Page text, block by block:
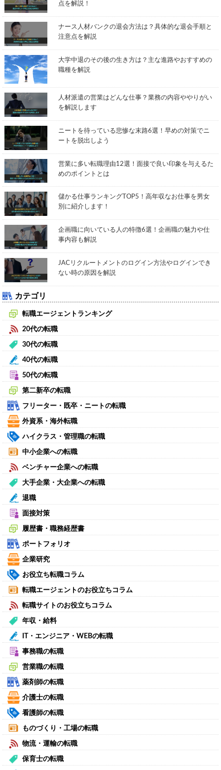
点を解説！
ナース人材バンクの退会方法は？具体的な退会手順と
注意点を解説
大学中退のその後の生き方は？主な進路やおすすめの
職種を解説
人材派遣の営業はどんな仕事？業務の内容ややりがい
を解説します
ニートを待っている悲惨な末路6選！早めの対策でニ
ートを脱出しよう
営業に多い転職理由12選！面接で良い印象を与えるた
めのポイントとは
儲かる仕事ランキングTOP5！高年収なお仕事を男女
別に紹介します！
企画職に向いている人の特徴6選！企画職の魅力や仕
事内容も解説
JACリクルートメントのログイン方法やログインでき
ない時の原因を解説
カテゴリ
転職エージェントランキング
20代の転職
30代の転職
40代の転職
50代の転職
第二新卒の転職
フリーター・既卒・ニートの転職
外資系・海外転職
ハイクラス・管理職の転職
中小企業への転職
ベンチャー企業への転職
大手企業・大企業への転職
退職
面接対策
履歴書・職務経歴書
ポートフォリオ
企業研究
お役立ち転職コラム
転職エージェントのお役立ちコラム
転職サイトのお役立ちコラム
年収・給料
IT・エンジニア・WEBの転職
事務職の転職
営業職の転職
薬剤師の転職
介護士の転職
看護師の転職
ものづくり・工場の転職
物流・運輸の転職
保育士の転職